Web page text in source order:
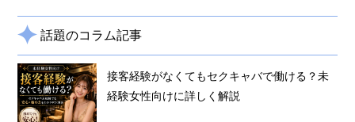
話題のコラム記事
接客経験がなくてもセクキャバで働ける？未
経験女性向けに詳しく解説